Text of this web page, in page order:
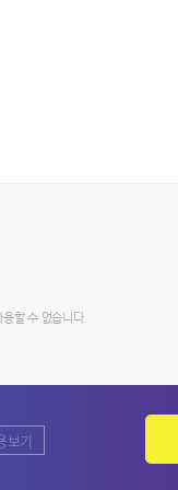
할 수 없습니다.
보기